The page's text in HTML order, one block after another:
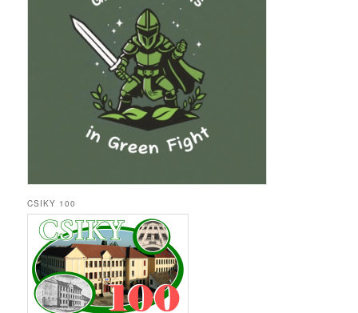
CSIKY 100